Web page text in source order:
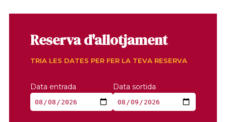
Reserva d'allotjament
TRIA LES DATES PER FER LA TEVA RESERVA
Data entrada Data sortida